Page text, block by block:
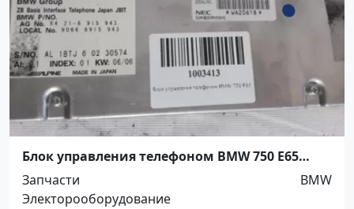
Блок управления телефоном BMW 750 E65
Краснодар
Запчасти
BMW
Электорооборудование